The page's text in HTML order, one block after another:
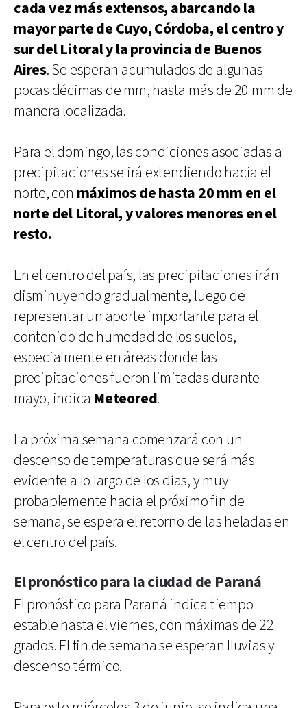
cada vez más extensos, abarcando la
mayor parte de Cuyo, Córdoba, el centro y
sur del Litoral y la provincia de Buenos
Aires. Se esperan acumulados de algunas
pocas décimas de mm, hasta más de 20 mm de
manera localizada.
Para el domingo, las condiciones asociadas a
precipitaciones se irá extendiendo hacia el
norte, con máximos de hasta 20 mm en el
norte del Litoral, y valores menores en el
resto.
En el centro del país, las precipitaciones irán
disminuyendo gradualmente, luego de
representar un aporte importante para el
contenido de humedad de los suelos,
especialmente en áreas donde las
precipitaciones fueron limitadas durante
mayo, indica Meteored.
La próxima semana comenzará con un
descenso de temperaturas que será más
evidente a lo largo de los días, y muy
probablemente hacia el próximo fin de
semana, se espera el retorno de las heladas en
el centro del país.
El pronóstico para la ciudad de Paraná
El pronóstico para Paraná indica tiempo
estable hasta el viernes, con máximas de 22
grados. El fin de semana se esperan lluvias y
descenso térmico.